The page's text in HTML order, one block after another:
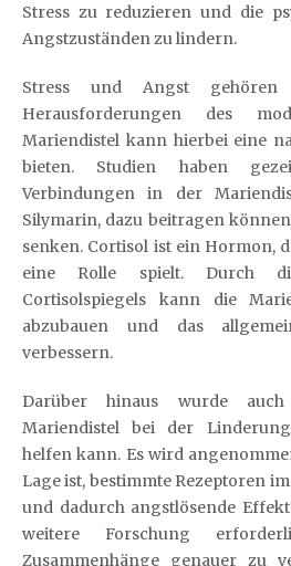
Stress zu reduzieren und die
Angstzuständen zu lindern.
Stress und Angst
Herausforderungen des
Mariendistel kann hierbei eine
bieten. Studien haben
Verbindungen in der
Silymarin, dazu beitragen
senken. Cortisol ist ein Hormon,
eine Rolle spielt. Durch
Cortisolspiegels kann die
abzubauen und das
verbessern.
Darüber hinaus wurde
Mariendistel bei der
helfen kann. Es wird
Lage ist, bestimmte Rezeptoren
und dadurch angstlösende
weitere Forschung
Zusammenhänge genauer zu